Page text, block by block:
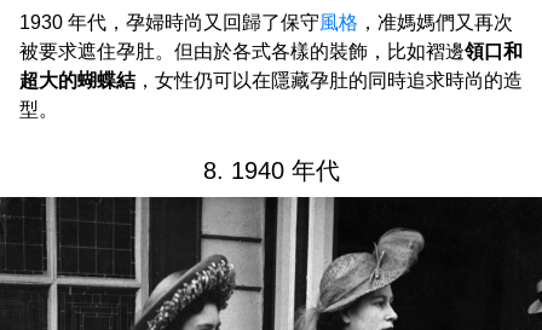
1930 年代，孕婦時尚又回歸了保守風格 ，准媽媽們又再次
被要求遮住孕肚。但由於各式各樣的裝飾，比如褶邊領口和
超大的蝴蝶結 ，女性仍可以在隱藏孕肚的同時追求時尚的造
型。
8. 1940 年代